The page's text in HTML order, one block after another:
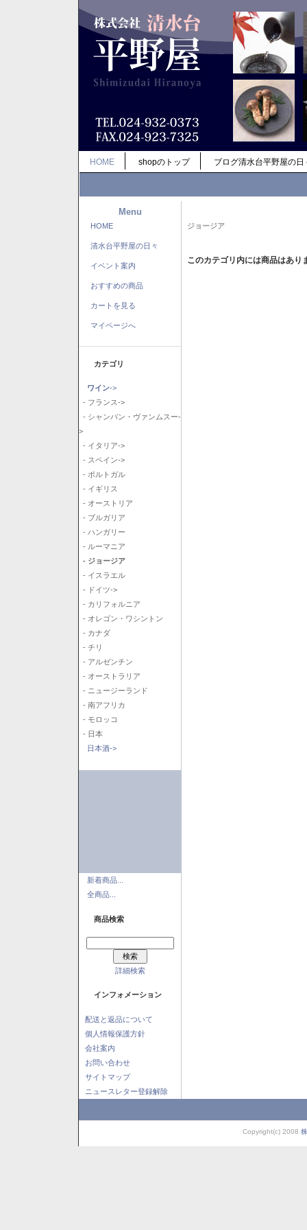
HOME shopのトップ ブログ清水台平野屋の日
Menu
HOME
清水台平野屋の日々
イベント案内
おすすめの商品
カートを見る
マイページへ
カテゴリ
ワイン->
- フランス->
- シャンパン・ヴァンムスー-
>
- イタリア->
- スペイン->
- ポルトガル
- イギリス
- オーストリア
- ブルガリア
- ハンガリー
- ルーマニア
- ジョージア
- イスラエル
- ドイツ->
- カリフォルニア
- オレゴン・ワシントン
- カナダ
- チリ
- アルゼンチン
- オーストラリア
- ニュージーランド
- 南アフリカ
- モロッコ
- 日本
日本酒->
新着商品...
全商品...
商品検索
詳細検索
インフォメーション
配送と返品について
個人情報保護方針
会社案内
お問い合わせ
サイトマップ
ニュースレター登録解除
ジョージア
このカテゴリ内には商品はあり
Copyright(c) 2008